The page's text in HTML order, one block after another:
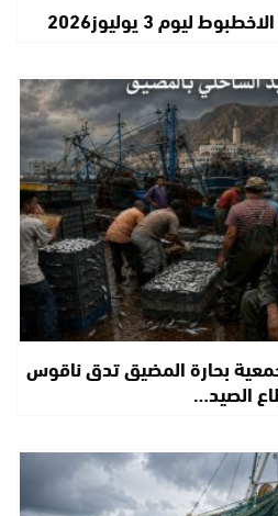
ليوم 3 يوليوز2026
بحارة المضيق تدق ناقوس
الصيد…